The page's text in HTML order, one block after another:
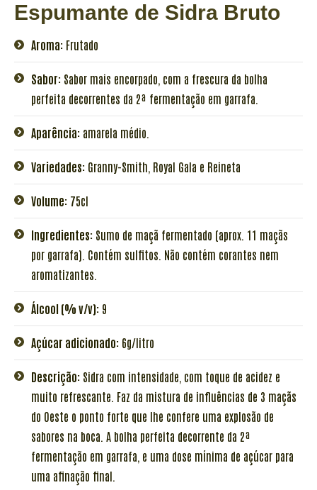
Espumante de Sidra Bruto
Aroma: Frutado
Sabor: Sabor mais encorpado, com a frescura da bolha
perfeita decorrentes da 2ª fermentação em garrafa.
Aparência: amarela médio.
Variedades: Granny-Smith, Royal Gala e Reineta
Volume: 75cl
Ingredientes: Sumo de maçã fermentado (aprox. 11 maçãs
por garrafa). Contém sulfitos. Não contém corantes nem
aromatizantes.
Álcool (% v/v): 9
Açúcar adicionado: 6g/litro
Descrição: Sidra com intensidade, com toque de acidez e
muito refrescante. Faz da mistura de influências de 3 maçãs
do Oeste o ponto forte que lhe confere uma explosão de
sabores na boca. A bolha perfeita decorrente da 2ª
fermentação em garrafa, e uma dose mínima de açúcar para
uma afinação final.